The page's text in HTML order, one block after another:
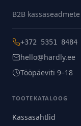
B2B
+372 5351 8484
hello@hardly.ee
Tööpäeviti 9–18
TOOTEKATALOOG
Kassasahtlid